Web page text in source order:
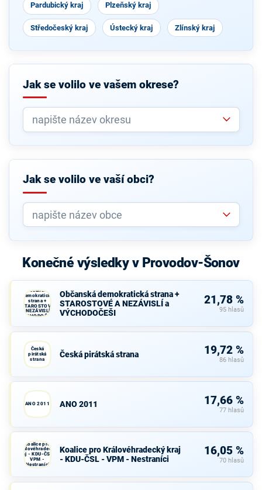
Pardubický kraj Plzeňský kraj
Středočeský kraj Ústecký kraj Zlínský kraj
Jak se volilo ve vašem okrese?
Jak se volilo ve vaší obci?
Konečné výsledky v Provodov-Šonov
Občanská
demokratická
strana +
STAROSTOVÉ
A NEZÁVISLÍ a
VÝCHODOČEŠI
Občanská demokratická strana +
STAROSTOVÉ A NEZÁVISLÍ a
VÝCHODOČEŠI
21,78 %
95 hlasů
Česká
pirátská
strana
Česká pirátská strana 19,72 %
86 hlasů
ANO 2011 ANO 2011 17,66 %
77 hlasů
Koalice pro
Královéhradecký
kraj - KDU-ČSL -
VPM -
Nestraníci
Koalice pro Královéhradecký kraj
- KDU-ČSL - VPM - Nestraníci
16,05 %
70 hlasů